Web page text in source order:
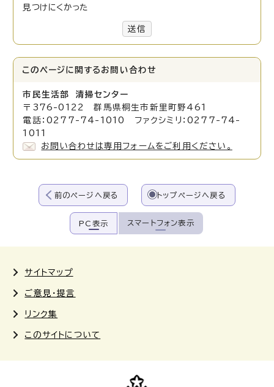
見つけにくかった
送信
このページに関する お問い合わせ
市民生活部 清掃センター
〒376-0122 群馬県桐生市新里町野461
電話：0277-74-1010 ファクシミリ：0277-74-
1011
お問い合わせは専用フォームをご利用ください。
前のページへ戻る トップページへ戻る
PC表示 スマートフォン表示
サイトマップ
ご意見・提言
リンク集
このサイトについて